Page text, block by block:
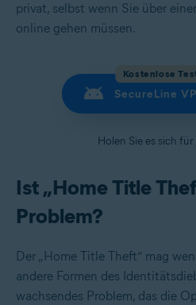
privat, selbst wenn Sie über
online gehen müssen.
Kostenlose
SecureLine
Holen Sie es sich für
Ist „Home Title
Problem?
Der „Home Title Theft“ mag
andere Formen des
wachsendes Problem, das die